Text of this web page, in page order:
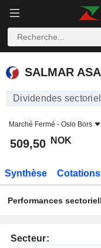
SALMAR ASA
SALMAR ASA
Dividendes
Marché Fermé - Oslo Bors
509,50 NOK
Synthèse Cotations
Performances
Secteur: